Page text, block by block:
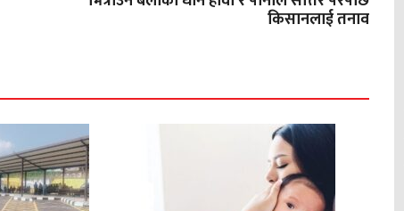
किसानलाई तनाव